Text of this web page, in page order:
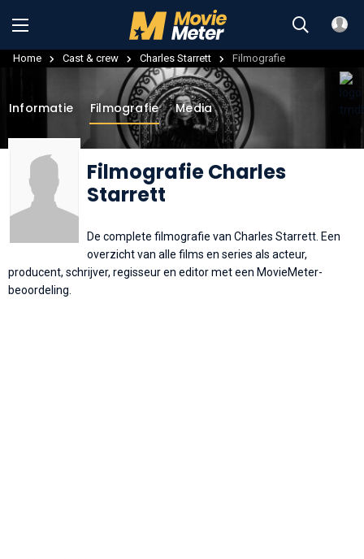
Home Cast & crew Charles Starrett Filmografie
Filmografie Charles
Starrett
Informatie Filmografie Media
De complete filmografie van Charles Starrett. Een
overzicht van alle films en series als acteur,
producent, schrijver, regisseur en editor met een MovieMeter-
beoordeling.